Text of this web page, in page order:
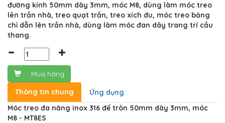
đường kính 50mm dày 3mm, móc M8, dùng làm móc treo
lên trần nhà, treo quạt trần, treo xích đu, móc treo bảng
chỉ dẫn lên trần nhà, dùng làm móc đan dây trang trí cầu
thang.
Mua hàng
Thông tin chung
Ứng dụng
Móc treo đa năng inox 316 đế tròn 50mm dày 3mm, móc
M8 - MT8ES